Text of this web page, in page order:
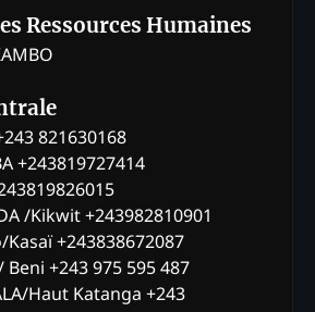
Ressources Humaines
821630168
+243819727414
/Kikwit +243982810901
+243838672087
Beni +243 975 595 487
Haut Katanga +243